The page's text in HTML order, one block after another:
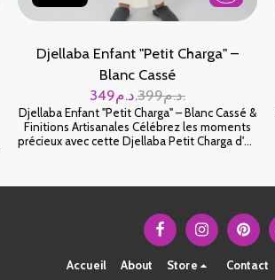
Djellaba Enfant "Petit Charga" –
Blanc Cassé
399
د.م. 349 د.م.
Djellaba Enfant "Petit Charga" – Blanc Cassé &
Finitions Artisanales Célébrez les moments
précieux avec cette Djellaba Petit Charga d'un
cérémonie par excellence pour les petits
confort moderne et prestige traditionnel.
Accueil
About Store Contact